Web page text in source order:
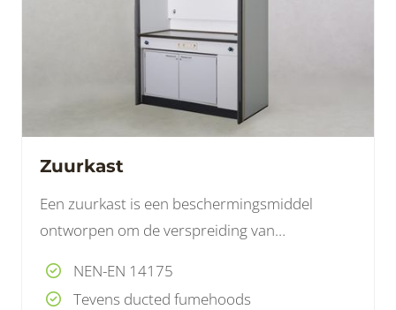
Zuurkast
Een zuurkast is een beschermingsmiddel
ontworpen om de verspreiding van
NEN-EN 14175
Tevens ducted fumehoods